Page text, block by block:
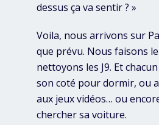
dessus ça va sentir ? »
Voila, nous arrivons sur
que prévu. Nous faisons
nettoyons les J9. Et
son coté pour dormir, ou
aux jeux vidéos… ou
chercher sa voiture.